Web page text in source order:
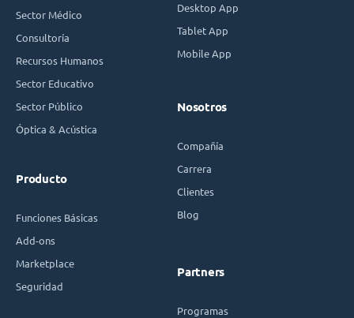
Sector Médico
Consultoría
Recursos Humanos
Sector Educativo
Sector Público
Óptica & Acústica
Producto
Funciones Básicas
Add-ons
Marketplace
Seguridad
Desktop App
Tablet App
Mobile App
Nosotros
Compañía
Carrera
Clientes
Blog
Partners
Programas